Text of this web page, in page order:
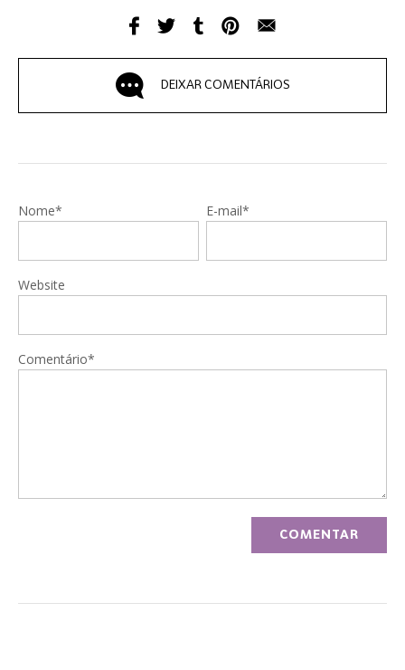
DEIXAR COMENTÁRIOS
Nome* E-mail*
Website
Comentário*